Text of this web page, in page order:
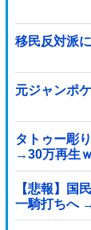
移民反対派
元ジャンポ
タトゥー彫
→30万再生
【悲報】国
一騎打ちへ
ｗｗｗｗｗ